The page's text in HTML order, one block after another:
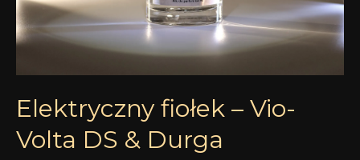
Elektryczny fiołek – Vio-
Volta DS & Durga
Durga